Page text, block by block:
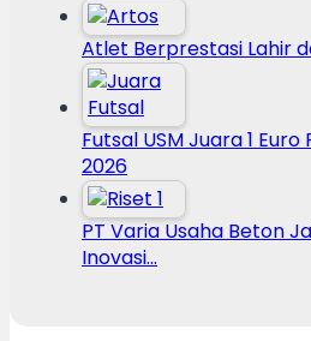
Atlet Berprestasi Lahir
Futsal USM Juara 1
2026
PT Varia Usaha Beton
Inovasi…